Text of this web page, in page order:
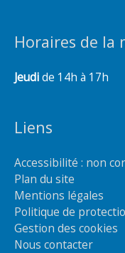
Horaires de la
Jeudide 14h à 17h
Liens
Accessibilité : non
Plan du site
Mentions légales
Politique de
Gestion des cookies
Nous contacter